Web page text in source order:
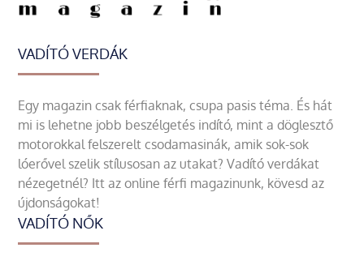
VADÍTÓ VERDÁK
Egy magazin csak férfiaknak, csupa pasis téma. És hát
mi is lehetne jobb beszélgetés indító, mint a döglesztő
motorokkal felszerelt csodamasinák, amik sok-sok
lóerővel szelik stílusosan az utakat? Vadító verdákat
nézegetnél? Itt az online férfi magazinunk, kövesd az
újdonságokat!
VADÍTÓ NŐK